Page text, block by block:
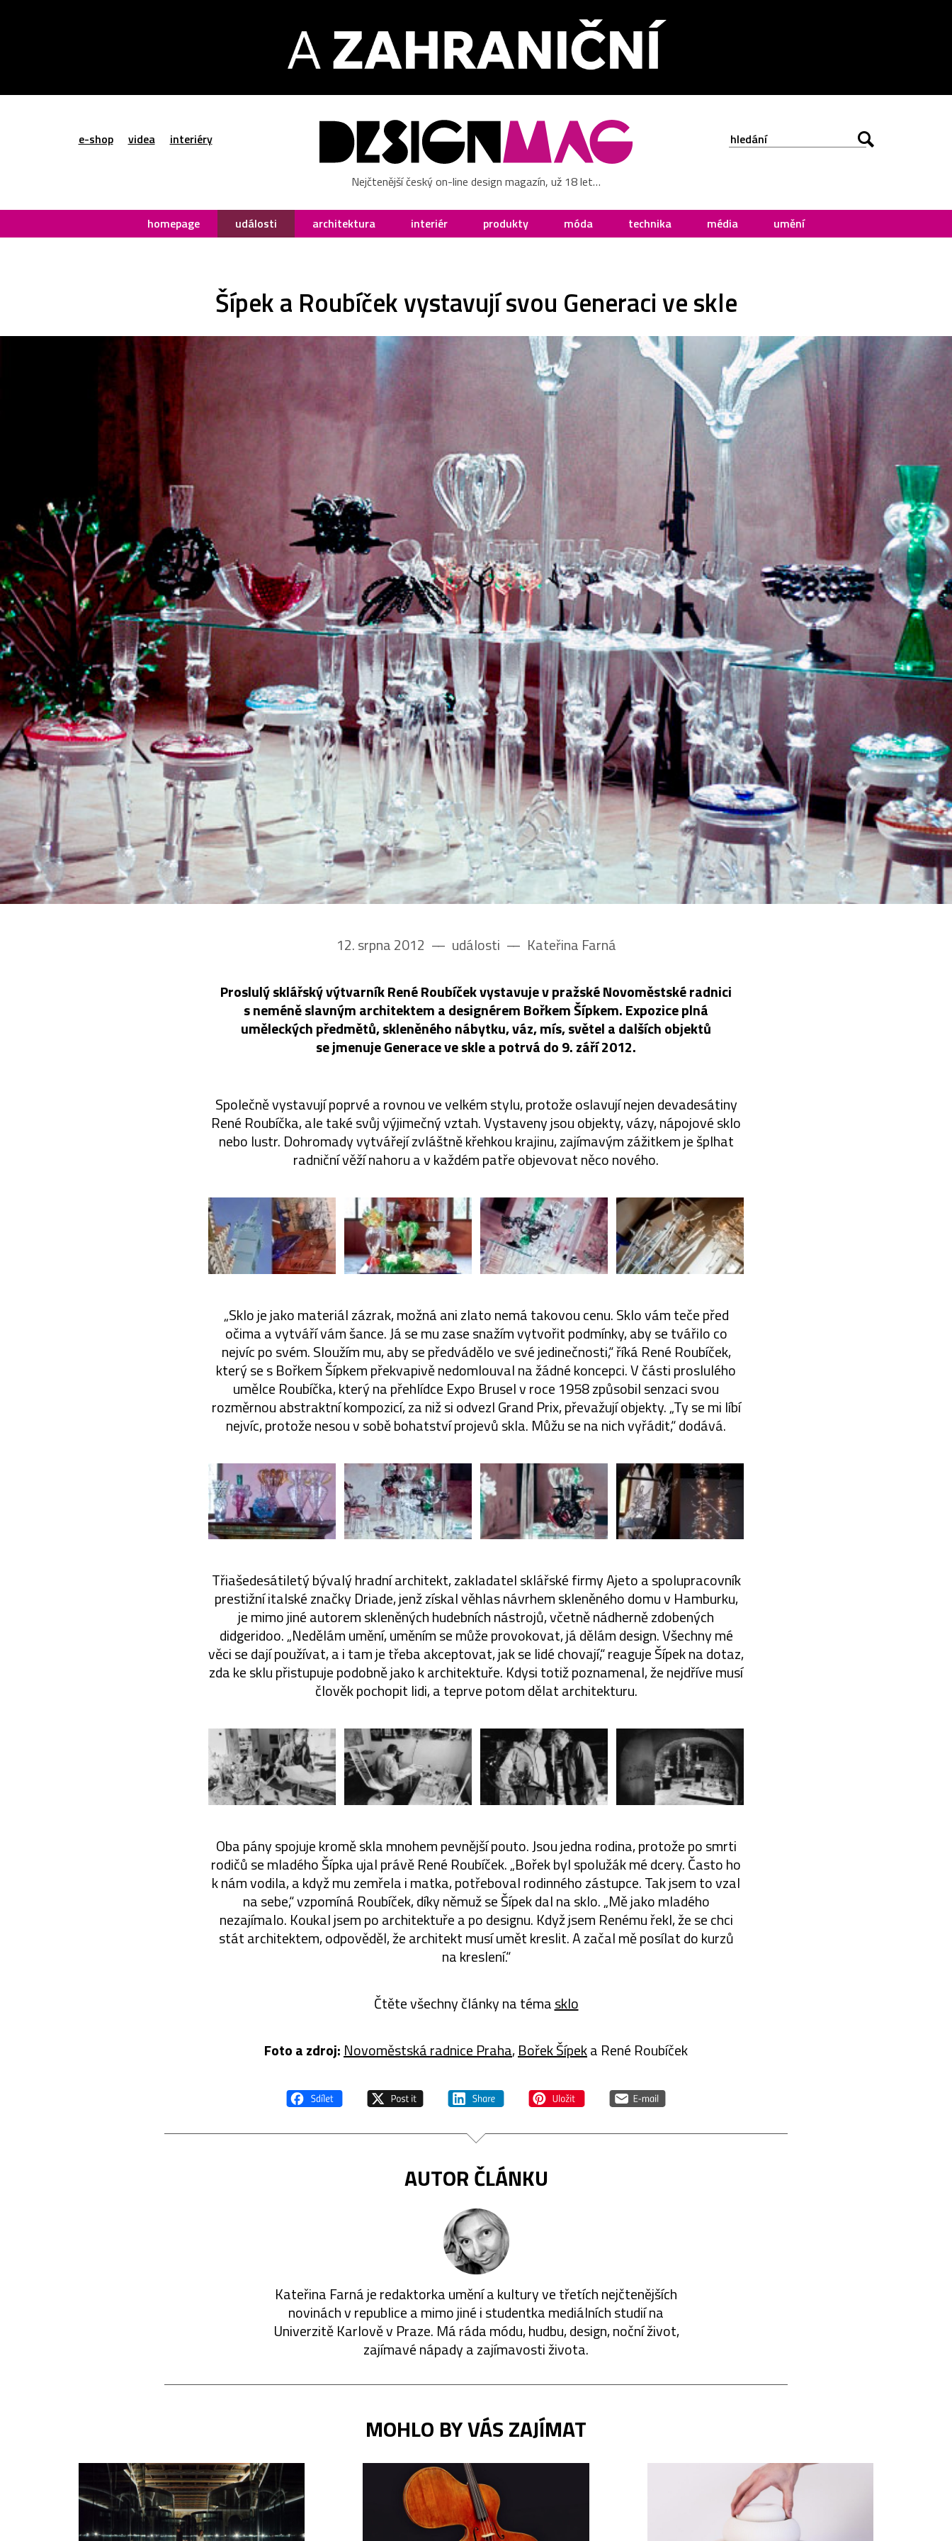
e-shop videa interiéry
Nejčtenější český on-line design magazín, už 18 let…
homepage události architektura interiér produkty móda technika média umění
Šípek a Roubíček vystavují svou Generaci ve skle
12. srpna 2012 –– události –– Kateřina Farná
Proslulý sklářský výtvarník René Roubíček vystavuje v pražské Novoměstské radnici
s neméně slavným architektem a designérem Bořkem Šípkem. Expozice plná
uměleckých předmětů, skleněného nábytku, váz, mís, světel a dalších objektů
se jmenuje Generace ve skle a potrvá do 9. září 2012.
Společně vystavují poprvé a rovnou ve velkém stylu, protože oslavují nejen devadesátiny
René Roubíčka, ale také svůj výjimečný vztah. Vystaveny jsou objekty, vázy, nápojové sklo
nebo lustr. Dohromady vytvářejí zvláštně křehkou krajinu, zajímavým zážitkem je šplhat
radniční věží nahoru a v každém patře objevovat něco nového.
„Sklo je jako materiál zázrak, možná ani zlato nemá takovou cenu. Sklo vám teče před
očima a vytváří vám šance. Já se mu zase snažím vytvořit podmínky, aby se tvářilo co
nejvíc po svém. Sloužím mu, aby se předvádělo ve své jedinečnosti,“ říká René Roubíček,
který se s Bořkem Šípkem překvapivě nedomlouval na žádné koncepci. V části proslulého
umělce Roubíčka, který na přehlídce Expo Brusel v roce 1958 způsobil senzaci svou
rozměrnou abstraktní kompozicí, za niž si odvezl Grand Prix, převažují objekty. „Ty se mi líbí
nejvíc, protože nesou v sobě bohatství projevů skla. Můžu se na nich vyřádit,“ dodává.
Třiašedesátiletý bývalý hradní architekt, zakladatel sklářské firmy Ajeto a spolupracovník
prestižní italské značky Driade, jenž získal věhlas návrhem skleněného domu v Hamburku,
je mimo jiné autorem skleněných hudebních nástrojů, včetně nádherně zdobených
didgeridoo. „Nedělám umění, uměním se může provokovat, já dělám design. Všechny mé
věci se dají používat, a i tam je třeba akceptovat, jak se lidé chovají,“ reaguje Šípek na dotaz,
zda ke sklu přistupuje podobně jako k architektuře. Kdysi totiž poznamenal, že nejdříve musí
člověk pochopit lidi, a teprve potom dělat architekturu.
Oba pány spojuje kromě skla mnohem pevnější pouto. Jsou jedna rodina, protože po smrti
rodičů se mladého Šípka ujal právě René Roubíček. „Bořek byl spolužák mé dcery. Často ho
k nám vodila, a když mu zemřela i matka, potřeboval rodinného zástupce. Tak jsem to vzal
na sebe,“ vzpomíná Roubíček, díky němuž se Šípek dal na sklo. „Mě jako mladého
nezajímalo. Koukal jsem po architektuře a po designu. Když jsem Renému řekl, že se chci
stát architektem, odpověděl, že architekt musí umět kreslit. A začal mě posílat do kurzů
na kreslení.“
Čtěte všechny články na témasklo
Foto a zdroj: Novoměstská radnice Praha,Bořek Šípeka René Roubíček
AUTOR ČLÁNKU
Kateřina Farná je redaktorka umění a kultury ve třetích nejčtenějších
novinách v republice a mimo jiné i studentka mediálních studií na
Univerzitě Karlově v Praze. Má ráda módu, hudbu, design, noční život,
zajímavé nápady a zajímavosti života.
MOHLO BY VÁS ZAJÍMAT